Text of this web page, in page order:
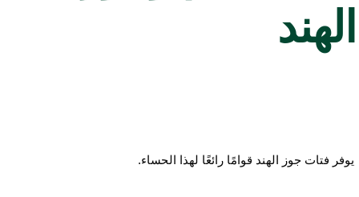
فتات جوز الهند قوامًا رائعًا لهذا الحساء.